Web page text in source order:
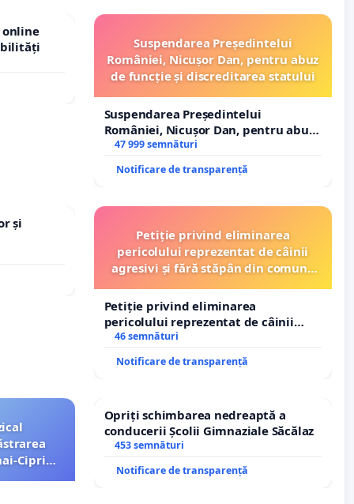
Suspendarea Președintelui
României, Nicușor Dan, pentru abuz
de funcție și discreditarea statului
Suspendarea Președintelui
României, Nicușor Dan, pentru abuz
de funcție și discreditarea statului
47 999 semnături
Notificare de transparență
și
Petiție privind eliminarea
pericolului reprezentat de câinii
agresivi și fără stăpân din comuna
Petiție privind eliminarea
pericolului reprezentat de câinii
agresivi și fără stăpân din comuna
46 semnături
Notificare de transparență
Ciprian
Opriți schimbarea nedreaptă a
conducerii Școlii Gimnaziale Săcălaz
453 semnături
Notificare de transparență